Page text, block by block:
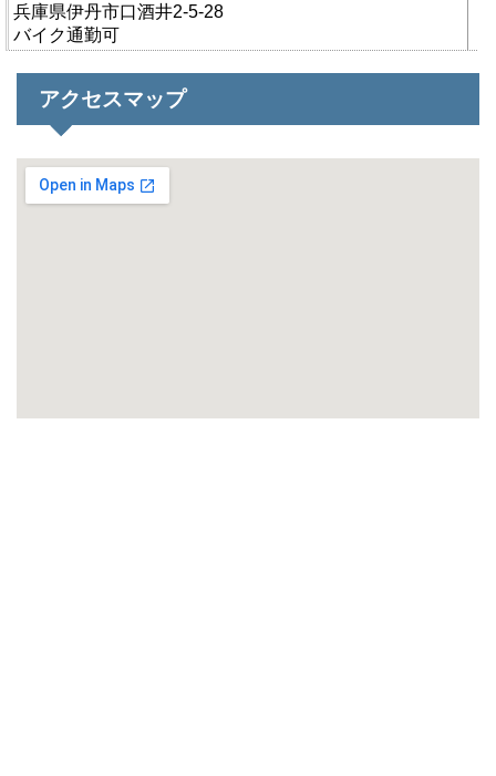
兵庫県伊丹市口酒井2-5-28
バイク通勤可
アクセスマップ